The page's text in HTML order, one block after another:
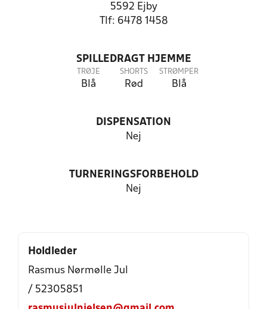
5592 Ejby
Tlf: 6478 1458
SPILLEDRAGT HJEMME
TRØJE
Blå
SHORTS
Rød
STRØMPER
Blå
DISPENSATION
Nej
TURNERINGSFORBEHOLD
Nej
Holdleder
Rasmus Nørmølle Jul
/ 52305851